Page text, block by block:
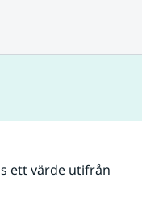
ett värde utifrån